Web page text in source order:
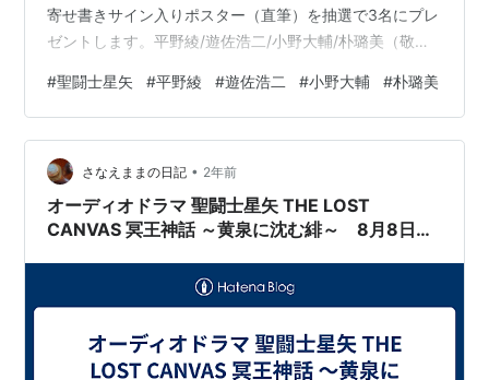
寄せ書きサイン入りポスター（直筆）を抽選で3名にプレ
ゼントします。平野綾/遊佐浩二/小野大輔/朴璐美（敬称
https://t.co/rKIDAmtFSW pic.twitter.com/RtDoy9etBZ
— 株式会社コネクトハーツ (@cheartsworks) 2024年8
月9日
#聖闘士星矢 #平野綾 #遊佐浩二 #小野大輔 #朴璐美
さなえままの日記 • 2年前
オーディオドラマ 聖闘士星矢 THE LOST
CANVAS 冥王神話 ～黄泉に沈む緋～ 8月8日0